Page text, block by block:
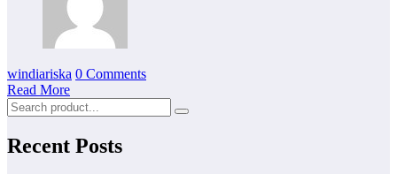
windiariska 0 Comments
Read More
Recent Posts